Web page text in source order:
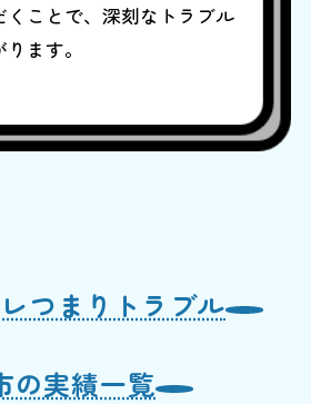
くことで、深刻なトラブル
ます。
つまりトラブル
の実績一覧